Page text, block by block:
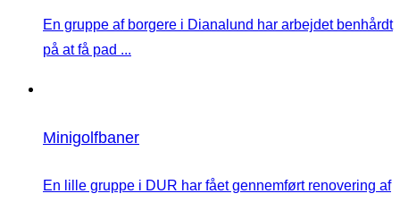
En gruppe af borgere i Dianalund har arbejdet benhårdt
på at få pad ...
Minigolfbaner
En lille gruppe i DUR har fået gennemført renovering af